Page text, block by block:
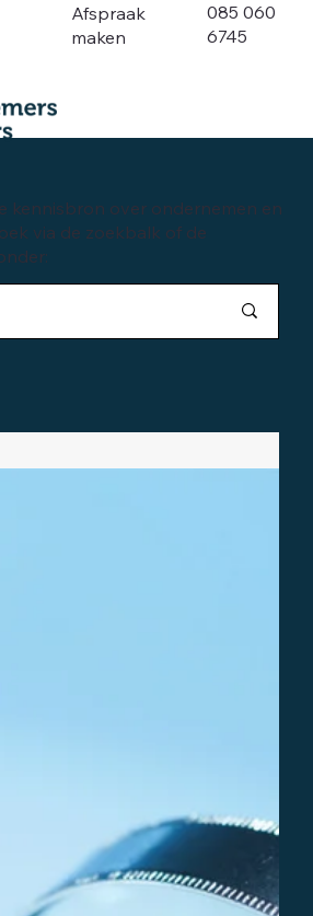
Afspraak
maken
085 060
6745
kennisbron over ondernemen en
via de zoekbalk of de